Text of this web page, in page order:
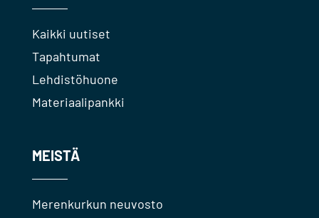
Kaikki uutiset
Tapahtumat
Lehdistöhuone
Materiaalipankki
MEISTÄ
Merenkurkun neuvosto